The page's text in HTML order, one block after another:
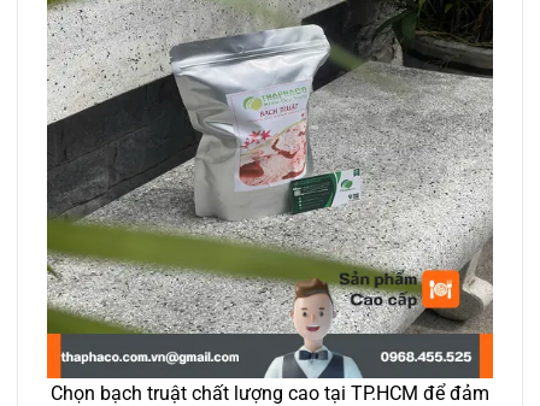
Chọn bạch truật chất lượng cao tại TP.HCM để đảm